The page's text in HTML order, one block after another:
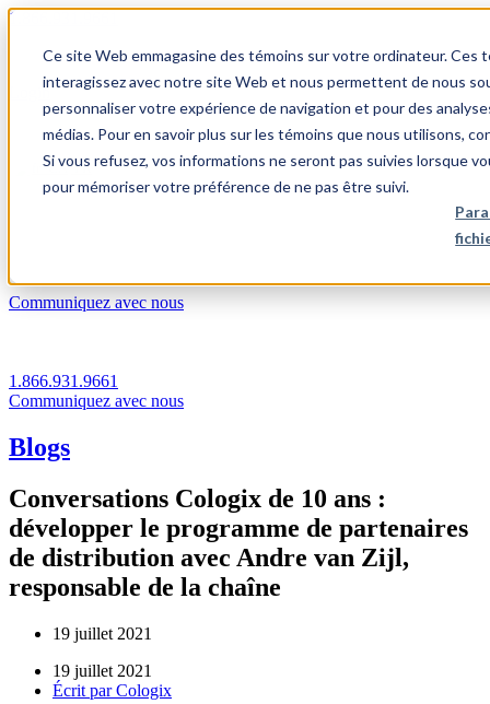
Ce site Web emmagasine des témoins sur votre ordinateur.
interagissez avec notre site Web et nous permettent de nous
personnaliser votre expérience de navigation et pour des
médias. Pour en savoir plus sur les témoins que nous utilisons,
Si vous refusez, vos informations ne seront pas suivies lorsque
pour mémoriser votre préférence de ne pas être suivi.
1.866.931.9661
Login
FR
Communiquez avec nous
1.866.931.9661
Communiquez avec nous
Blogs
Conversations Cologix de 10 ans :
développer le programme de partenaires
de distribution avec Andre van Zijl,
responsable de la chaîne
19 juillet 2021
19 juillet 2021
Écrit parCologix